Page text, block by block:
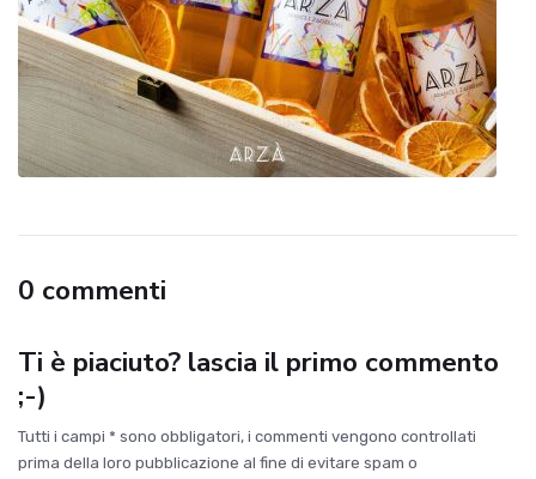
0 commenti
Ti è piaciuto? lascia il primo commento
;-)
Tutti i campi * sono obbligatori, i commenti vengono controllati
prima della loro pubblicazione al fine di evitare spam o